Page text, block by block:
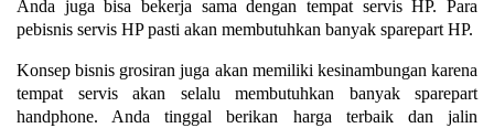
Anda juga bisa bekerja sama dengan tempat servis HP. Para
pebisnis servis HP pasti akan membutuhkan banyak sparepart HP.
Konsep bisnis grosiran juga akan memiliki kesinambungan karena
tempat servis akan selalu membutuhkan banyak sparepart
handphone. Anda tinggal berikan harga terbaik dan jalin